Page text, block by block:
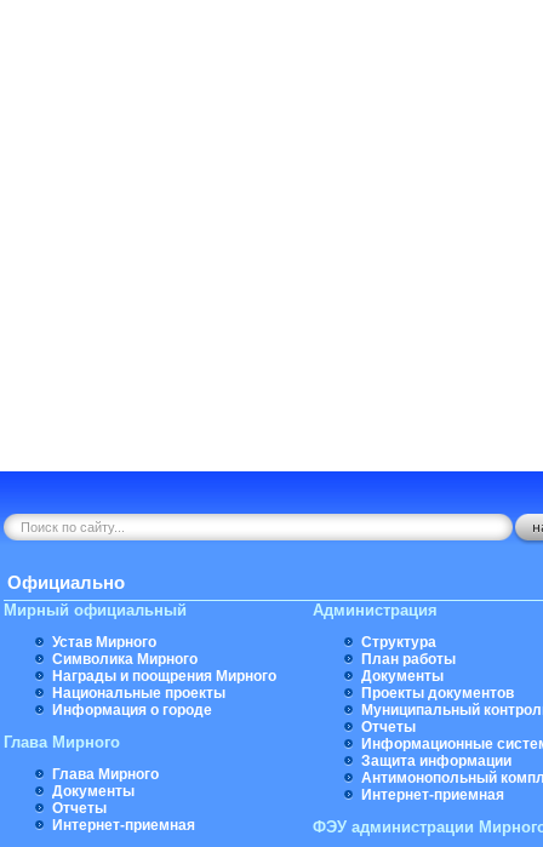
Официально
Мирный официальный
Устав Мирного
Символика Мирного
Награды и поощрения Мирного
Национальные проекты
Информация о городе
Глава Мирного
Глава Мирного
Документы
Отчеты
Интернет-приемная
Администрация
Структура
План работы
Документы
Проекты документов
Муниципальный
Отчеты
Информационные
Защита информации
Антимонопольный
Интернет-приемная
ФЭУ администрации